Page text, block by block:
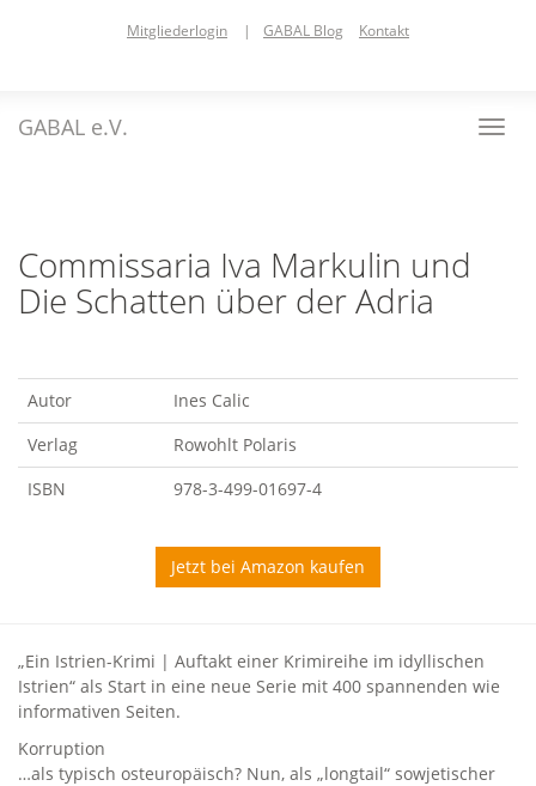
Mitgliederlogin | GABAL Blog Kontakt
GABAL e.V.
Commissaria Iva Markulin und
Die Schatten über der Adria
Autor
Ines Calic
Verlag
Rowohlt Polaris
ISBN
978-3-499-01697-4
Jetzt bei Amazon kaufen
„Ein Istrien-Krimi | Auftakt einer Krimireihe im idyllischen
Istrien“ als Start in eine neue Serie mit 400 spannenden wie
informativen Seiten.
Korruption
…als typisch osteuropäisch? Nun, als „longtail“ sowjetischer